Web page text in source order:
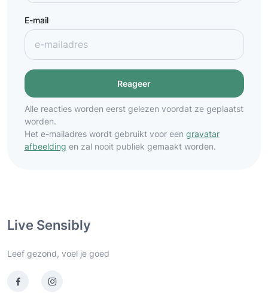
E-mail
Alle reacties worden eerst gelezen voordat ze geplaatst
worden.
Het e-mailadres wordt gebruikt voor een gravatar
afbeelding en zal nooit publiek gemaakt worden.
Live Sensibly
Leef gezond, voel je goed